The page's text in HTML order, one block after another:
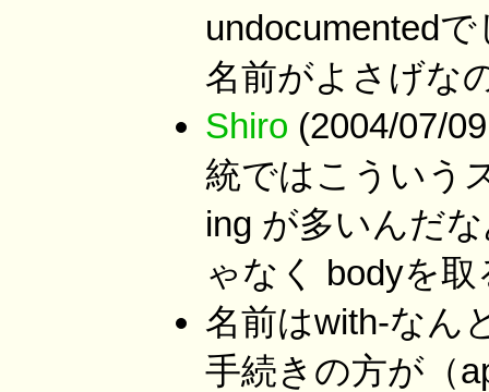
undocumented
名前がよさげな
Shiro (2004/07/
統ではこういう
ing が多いんだ
ゃなく bodyを
名前はwith-なん
手続きの方が（